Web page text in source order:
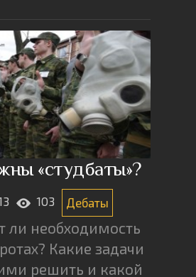
«студбаты»?
103 Дебаты
ли необходимость
Какие задачи
решить и какой